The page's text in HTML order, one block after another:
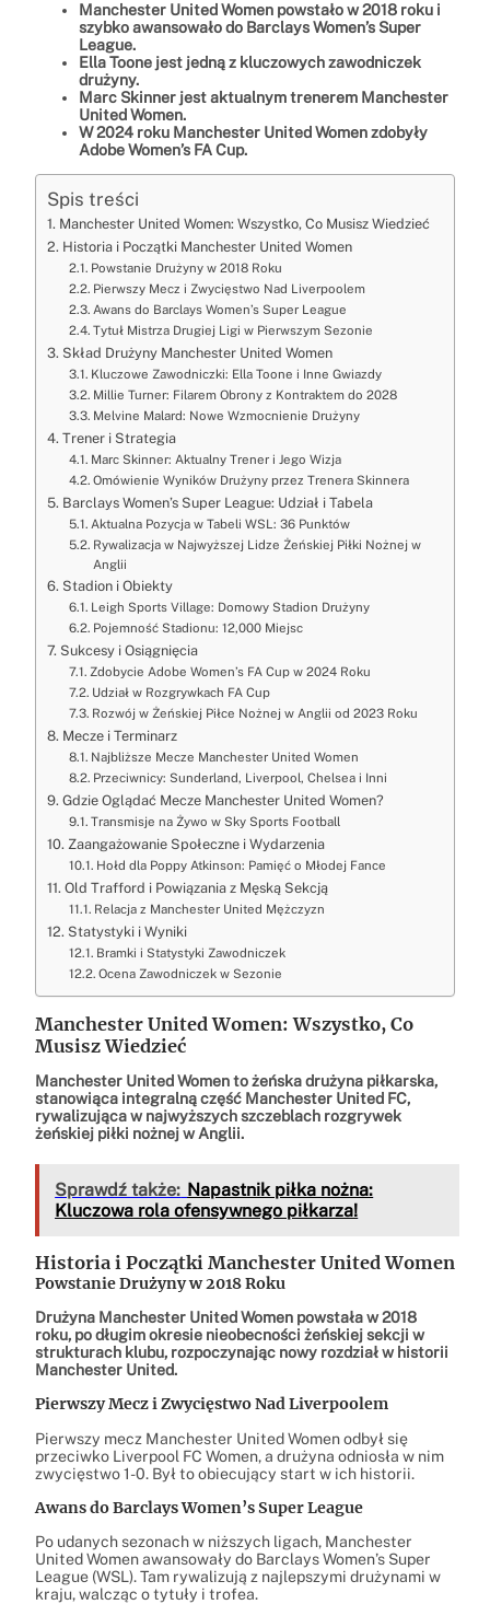
Manchester United Women powstało w 2018 roku i
szybko awansowało do Barclays Women’s Super
League.
Ella Toone jest jedną z kluczowych zawodniczek
drużyny.
Marc Skinner jest aktualnym trenerem Manchester
United Women.
W 2024 roku Manchester United Women zdobyły
Adobe Women’s FA Cup.
Spis treści
Manchester United Women: Wszystko, Co Musisz Wiedzieć
Historia i Początki Manchester United Women
Powstanie Drużyny w 2018 Roku
Pierwszy Mecz i Zwycięstwo Nad Liverpoolem
Awans do Barclays Women’s Super League
Tytuł Mistrza Drugiej Ligi w Pierwszym Sezonie
Skład Drużyny Manchester United Women
Kluczowe Zawodniczki: Ella Toone i Inne Gwiazdy
Millie Turner: Filarem Obrony z Kontraktem do 2028
Melvine Malard: Nowe Wzmocnienie Drużyny
Trener i Strategia
Marc Skinner: Aktualny Trener i Jego Wizja
Omówienie Wyników Drużyny przez Trenera Skinnera
Barclays Women’s Super League: Udział i Tabela
Aktualna Pozycja w Tabeli WSL: 36 Punktów
Rywalizacja w Najwyższej Lidze Żeńskiej Piłki Nożnej w
Anglii
Stadion i Obiekty
Leigh Sports Village: Domowy Stadion Drużyny
Pojemność Stadionu: 12,000 Miejsc
Sukcesy i Osiągnięcia
Zdobycie Adobe Women’s FA Cup w 2024 Roku
Udział w Rozgrywkach FA Cup
Rozwój w Żeńskiej Piłce Nożnej w Anglii od 2023 Roku
Mecze i Terminarz
Najbliższe Mecze Manchester United Women
Przeciwnicy: Sunderland, Liverpool, Chelsea i Inni
Gdzie Oglądać Mecze Manchester United Women?
Transmisje na Żywo w Sky Sports Football
Zaangażowanie Społeczne i Wydarzenia
Hołd dla Poppy Atkinson: Pamięć o Młodej Fance
Old Trafford i Powiązania z Męską Sekcją
Relacja z Manchester United Mężczyzn
Statystyki i Wyniki
Bramki i Statystyki Zawodniczek
Ocena Zawodniczek w Sezonie
Manchester United Women: Wszystko, Co
Musisz Wiedzieć
Manchester United Women to żeńska drużyna piłkarska,
stanowiąca integralną część Manchester United FC,
rywalizująca w najwyższych szczeblach rozgrywek
żeńskiej piłki nożnej w Anglii.
Sprawdź także: Napastnik piłka nożna:
Kluczowa rola ofensywnego piłkarza!
Historia i Początki Manchester United Women
Powstanie Drużyny w 2018 Roku
Drużyna Manchester United Women powstała w 2018
roku, po długim okresie nieobecności żeńskiej sekcji w
strukturach klubu, rozpoczynając nowy rozdział w historii
Manchester United.
Pierwszy Mecz i Zwycięstwo Nad Liverpoolem
Pierwszy mecz Manchester United Women odbył się
przeciwko Liverpool FC Women, a drużyna odniosła w nim
zwycięstwo 1-0. Był to obiecujący start w ich historii.
Awans do Barclays Women’s Super League
Po udanych sezonach w niższych ligach, Manchester
United Women awansowały do Barclays Women’s Super
League (WSL). Tam rywalizują z najlepszymi drużynami w
kraju, walcząc o tytuły i trofea.